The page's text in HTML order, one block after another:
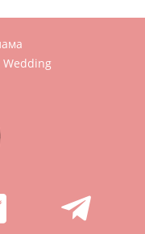
Wedding